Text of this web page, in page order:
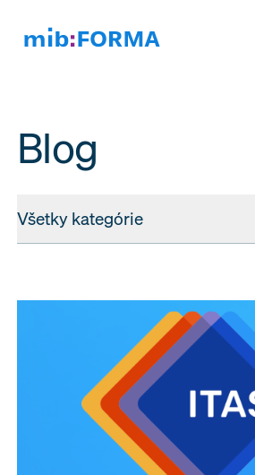
Blog
Všetky kategórie